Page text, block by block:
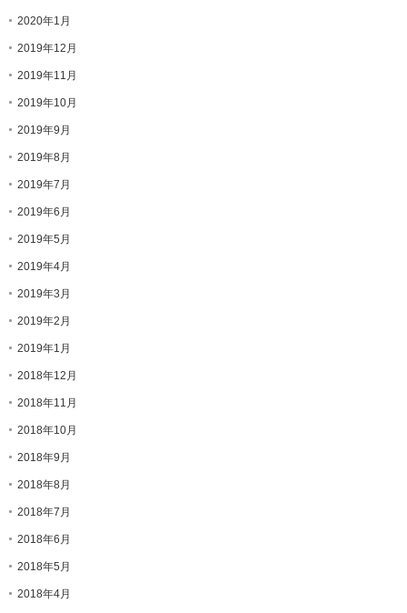
2020年1月
2019年12月
2019年11月
2019年10月
2019年9月
2019年8月
2019年7月
2019年6月
2019年5月
2019年4月
2019年3月
2019年2月
2019年1月
2018年12月
2018年11月
2018年10月
2018年9月
2018年8月
2018年7月
2018年6月
2018年5月
2018年4月